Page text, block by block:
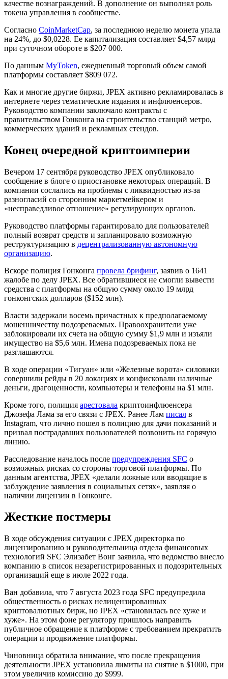
качестве вознаграждений. В дополнение он выполнял роль
токена управления в сообществе.
Согласно CoinMarketCap, за последнюю неделю монета упала
на 24%, до $0,0228. Ее капитализация составляет $4,57 млрд
при суточном обороте в $207 000.
По данным MyToken, ежедневный торговый объем самой
платформы составляет $809 072.
Как и многие другие биржи, JPEX активно рекламировалась в
интернете через тематические издания и инфлюенсеров.
Руководство компании заключало контракты с
правительством Гонконга на строительство станций метро,
коммерческих зданий и рекламных стендов.
Конец очередной криптоимперии
Вечером 17 сентября руководство JPEX опубликовало
сообщение в блоге о приостановке некоторых операций. В
компании сослались на проблемы с ликвидностью из-за
разногласий со сторонним маркетмейкером и
«несправедливое отношение» регулирующих органов.
Руководство платформы гарантировало для пользователей
полный возврат средств и запланировало возможную
реструктуризацию в децентрализованную автономную
организацию.
Вскоре полиция Гонконга провела брифинг, заявив о 1641
жалобе по делу JPEX. Все обратившиеся не смогли вывести
средства с платформы на общую сумму около 19 млрд
гонконгских долларов ($152 млн).
Власти задержали восемь причастных к предполагаемому
мошенничеству подозреваемых. Правоохранители уже
заблокировали их счета на общую сумму $1,9 млн и изъяли
имущество на $5,6 млн. Имена подозреваемых пока не
разглашаются.
В ходе операции «Тигуан» или «Железные ворота» силовики
совершили рейды в 20 локациях и конфисковали наличные
деньги, драгоценности, компьютеры и телефоны на $1 млн.
Кроме того, полиция арестовала криптоинфлюенсера
Джозефа Лама за его связи с JPEX. Ранее Лам писал в
Instagram, что лично пошел в полицию для дачи показаний и
призвал пострадавших пользователей позвонить на горячую
линию.
Расследование началось после предупреждения SFC о
возможных рисках со стороны торговой платформы. По
данным агентства, JPEX «делали ложные или вводящие в
заблуждение заявления в социальных сетях», заявляя о
наличии лицензии в Гонконге.
Жесткие постмеры
В ходе обсуждения ситуации с JPEX директорка по
лицензированию и руководительница отдела финансовых
технологий SFC Элизабет Вонг заявила, что ведомство внесло
компанию в список незарегистрированных и подозрительных
организаций еще в июле 2022 года.
Ван добавила, что 7 августа 2023 года SFC предупредила
общественность о рисках нелицензированных
криптовалютных бирж, но JPEX «становилась все хуже и
хуже». На этом фоне регулятору пришлось направить
публичное обращение к платформе с требованием прекратить
операции и продвижение платформы.
Чиновница обратила внимание, что после прекращения
деятельности JPEX установила лимиты на снятие в $1000, при
этом увеличив комиссию до $999.